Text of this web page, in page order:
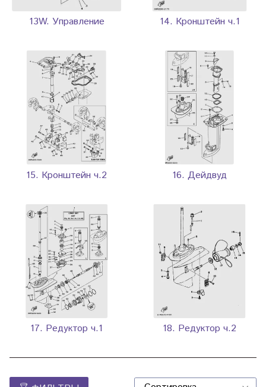
13W. Управление 14. Кронштейн ч.1
15. Кронштейн ч.2 16. Дейдвуд
17. Редуктор ч.1 18. Редуктор ч.2